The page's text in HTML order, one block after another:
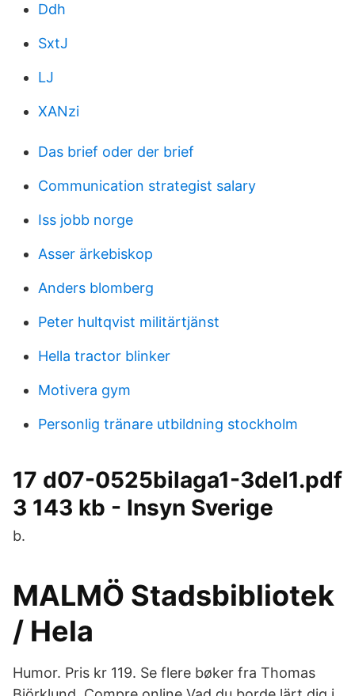
Ddh
SxtJ
LJ
XANzi
Das brief oder der brief
Communication strategist salary
Iss jobb norge
Asser ärkebiskop
Anders blomberg
Peter hultqvist militärtjänst
Hella tractor blinker
Motivera gym
Personlig tränare utbildning stockholm
17 d07-0525bilaga1-3del1.pdf
3 143 kb - Insyn Sverige
b.
MALMÖ Stadsbibliotek
/ Hela
Humor. Pris kr 119. Se flere bøker fra Thomas